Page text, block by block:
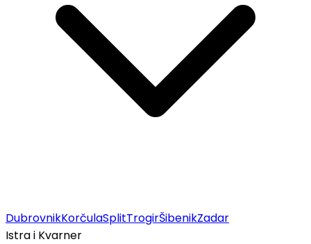
DubrovnikKorčulaSplitTrogirŠibenikZadar
Istra i Kvarner